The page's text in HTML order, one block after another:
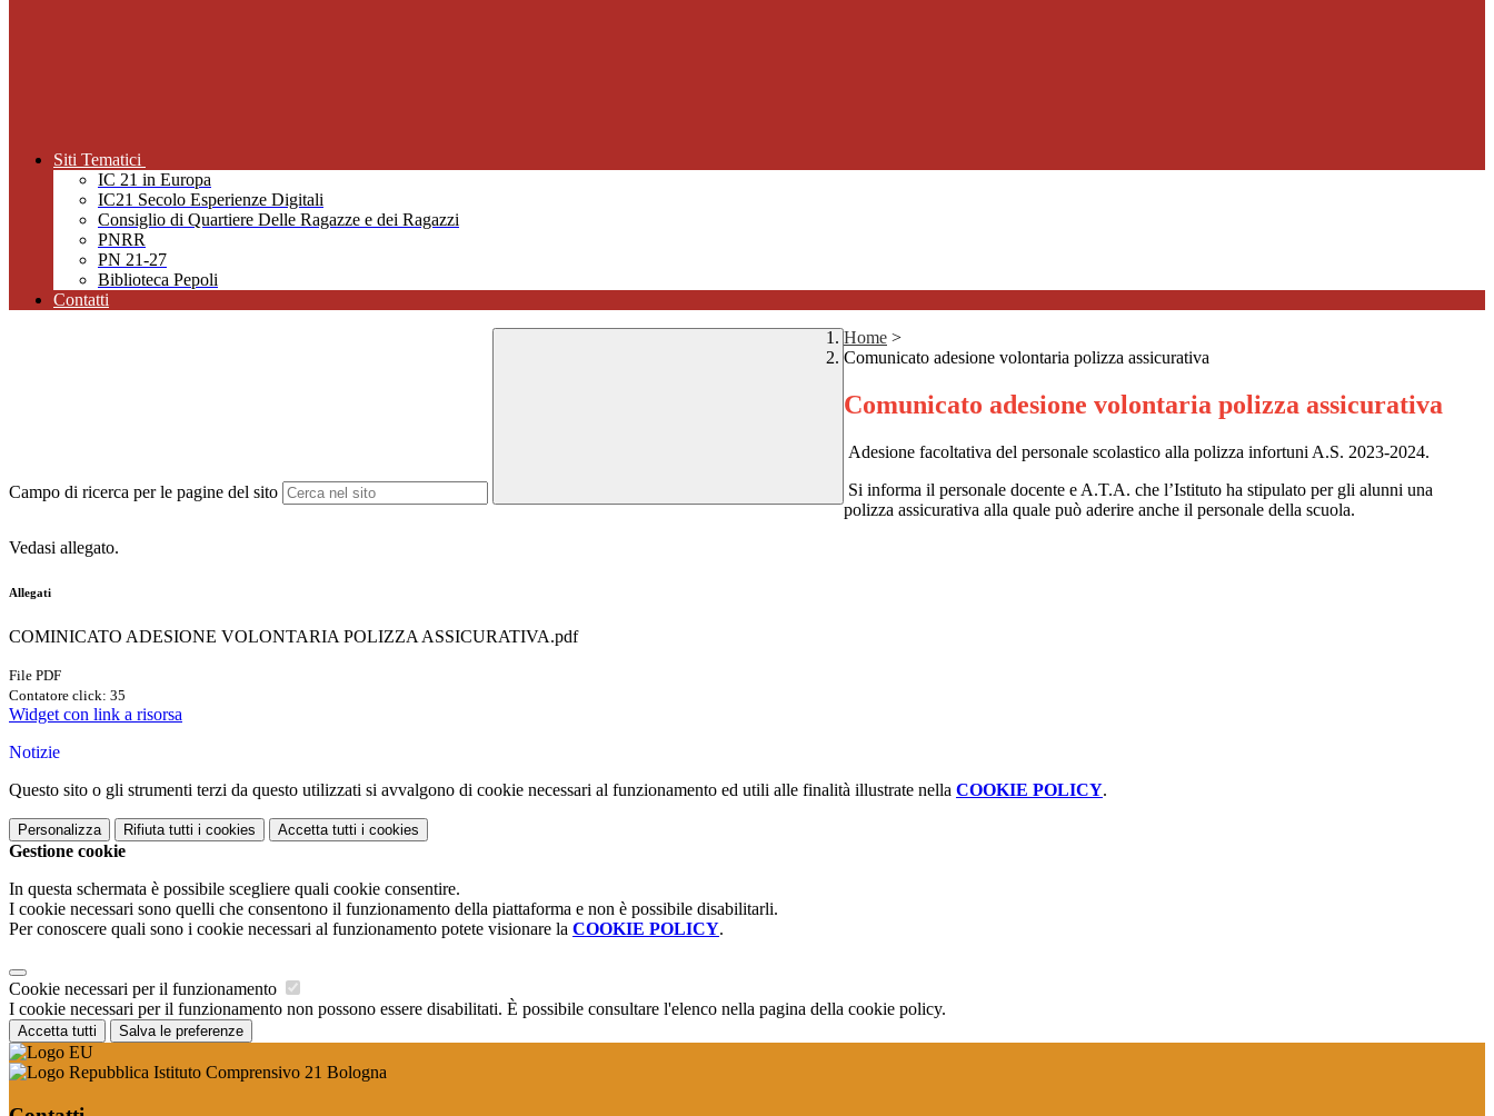
Siti Tematici
IC 21 in Europa
IC21 Secolo Esperienze Digitali
Consiglio di Quartiere Delle Ragazze e dei Ragazzi
PNRR
PN 21-27
Biblioteca Pepoli
Contatti
Campo di ricerca per le pagine del sito
Home >
Comunicato adesione volontaria polizza assicurativa
Comunicato adesione volontaria polizza assicurativa
Adesione facoltativa del personale scolastico alla polizza infortuni A.S. 2023-2024.
Si informa il personale docente e A.T.A. che l’Istituto ha stipulato per gli alunni una
polizza assicurativa alla quale può aderire anche il personale della scuola.
Vedasi allegato.
Allegati
COMINICATO ADESIONE VOLONTARIA POLIZZA ASSICURATIVA.pdf
File PDF
Contatore click: 35
Widget con link a risorsa
Notizie
Questo sito o gli strumenti terzi da questo utilizzati si avvalgono di cookie necessari al funzionamento ed utili alle finalità illustrate nella COOKIE POLICY.
Personalizza Rifiuta tutti i cookies Accetta tutti i cookies
Gestione cookie
In questa schermata è possibile scegliere quali cookie consentire.
I cookie necessari sono quelli che consentono il funzionamento della piattaforma e non è possibile disabilitarli.
Per conoscere quali sono i cookie necessari al funzionamento potete visionare la COOKIE POLICY.
Cookie necessari per il funzionamento
I cookie necessari per il funzionamento non possono essere disabilitati. È possibile consultare l'elenco nella pagina della cookie policy.
Accetta tutti Salva le preferenze
Istituto Comprensivo 21 Bologna